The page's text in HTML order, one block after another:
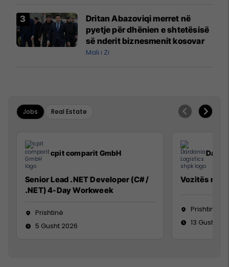
Mançesterit
Dritan Abazoviqi merret në
pyetje për dhënien e shtetësisë
së nderit biznesmenit kosovar
Mali i Zi
Jobs Real Estate
cpit comparit GmbH
Senior Lead .NET Developer (C# /
.NET) 4-Day Workweek
Prishtinë
5 Gusht 2026
Vozitës me
Prishtinë
13 Gusht